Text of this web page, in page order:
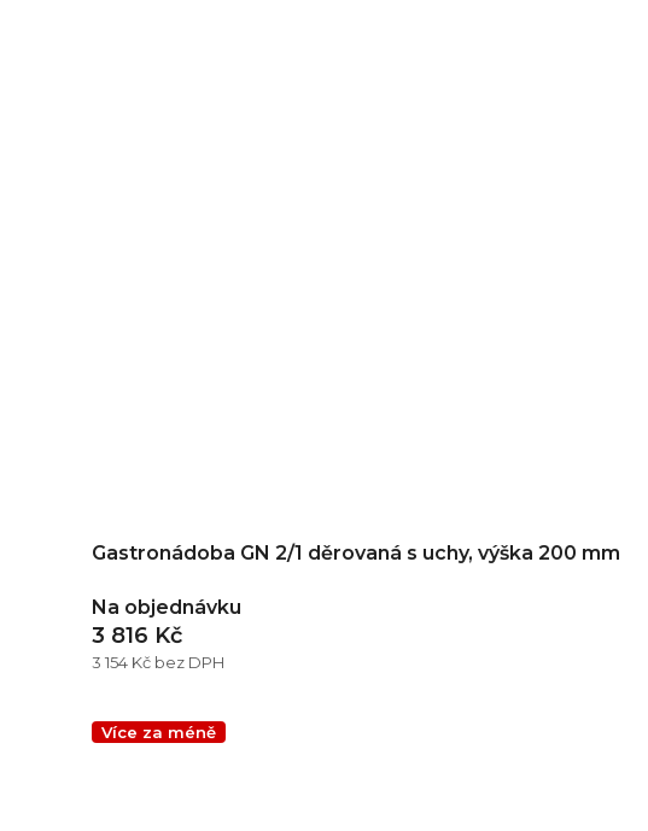
Gastronádoba GN 2/1 děrovaná s uchy, výška 200 mm
Na objednávku
3 154 Kč bez DPH
3 816 Kč
Více za méně